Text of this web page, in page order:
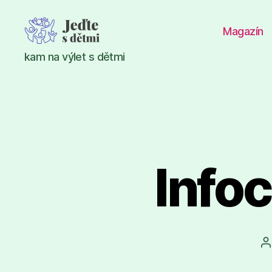
Jeďte
s
kam na výlet s dětmi
Magazín